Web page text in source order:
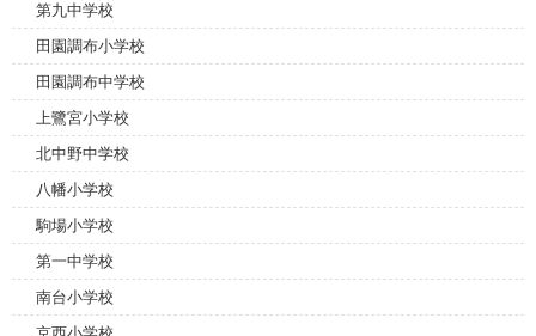
第九中学校
田園調布小学校
田園調布中学校
上鷺宮小学校
北中野中学校
八幡小学校
駒場小学校
第一中学校
南台小学校